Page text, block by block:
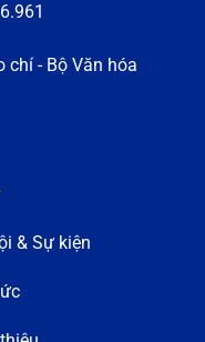
chí - Bộ Văn hóa
& Sự kiện